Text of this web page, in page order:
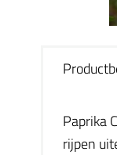
Paprika
rijpen